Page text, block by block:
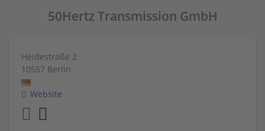
50Hertz Transmission GmbH
Heidestraße 2
10557 Berlin
Website